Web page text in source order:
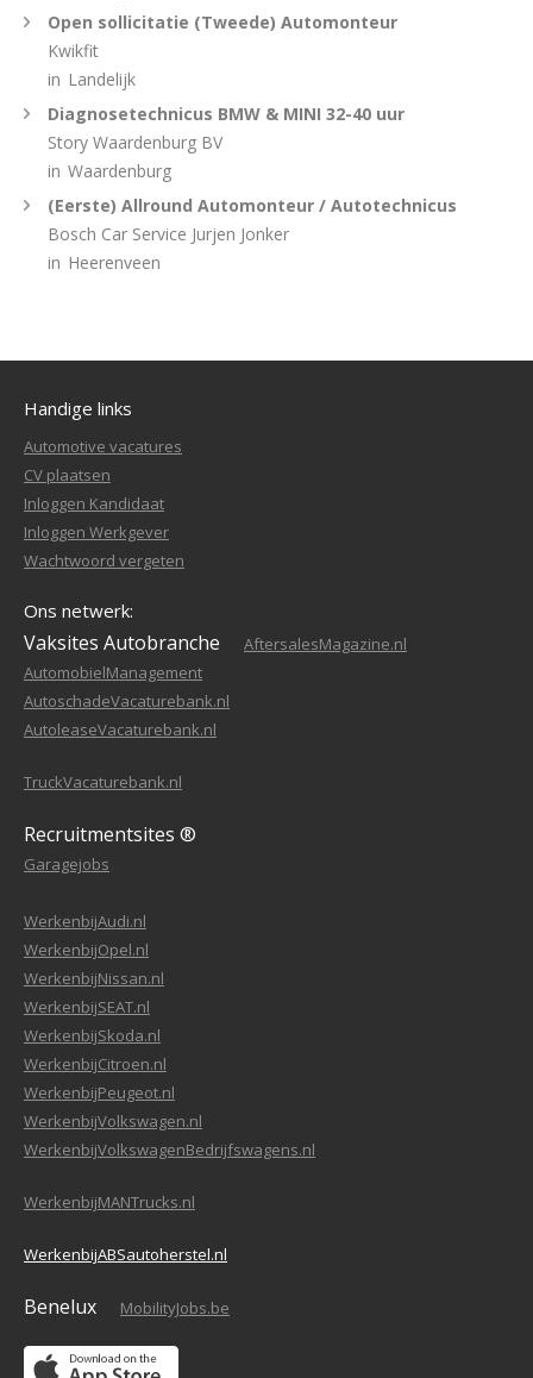
Open sollicitatie (Tweede) Automonteur
Kwikfit
in Landelijk
Diagnosetechnicus BMW & MINI 32-40 uur
Story Waardenburg BV
in Waardenburg
(Eerste) Allround Automonteur / Autotechnicus
Bosch Car Service Jurjen Jonker
in Heerenveen
Handige links
Automotive vacatures
CV plaatsen
Inloggen Kandidaat
Inloggen Werkgever
Wachtwoord vergeten
Ons netwerk:
Vaksites Autobranche
AftersalesMagazine.nl
AutomobielManagement
AutoschadeVacaturebank.nl
AutoleaseVacaturebank.nl
TruckVacaturebank.nl
Recruitmentsites ®
Garagejobs
WerkenbijAudi.nl
WerkenbijOpel.nl
WerkenbijNissan.nl
WerkenbijSEAT.nl
WerkenbijSkoda.nl
WerkenbijCitroen.nl
WerkenbijPeugeot.nl
WerkenbijVolkswagen.nl
WerkenbijVolkswagenBedrijfswagens.nl
WerkenbijMANTrucks.nl
WerkenbijABSautoherstel.nl
Benelux MobilityJobs.be